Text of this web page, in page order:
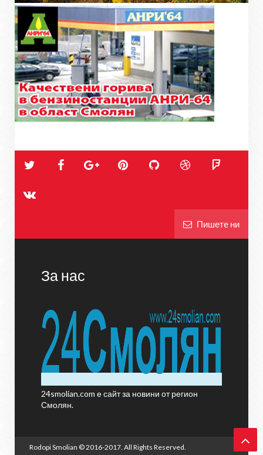
Пишете ни
За нас
24smolian.com е сайт за новини от регион
Смолян.
Rodopi Smolian © 2016-2017. All Rights Reserved.